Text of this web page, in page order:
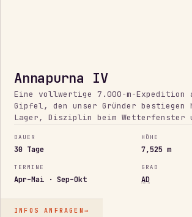
Annapurna IV
Eine vollwertige 7.000-m-Expedition
Gipfel, den unser Gründer bestiegen
Lager, Disziplin beim Wetterfenster
Berg.
DAUER
30 Tage
HÖHE
7,525 m
TERMINE
Apr–Mai · Sep–Okt
GRAD
AD
INFOS ANFRAGEN →